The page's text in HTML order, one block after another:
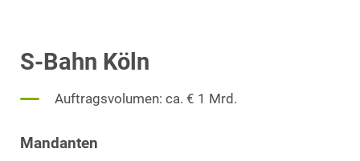
S-Bahn Köln
Auftragsvolumen: ca. € 1 Mrd.
Mandanten